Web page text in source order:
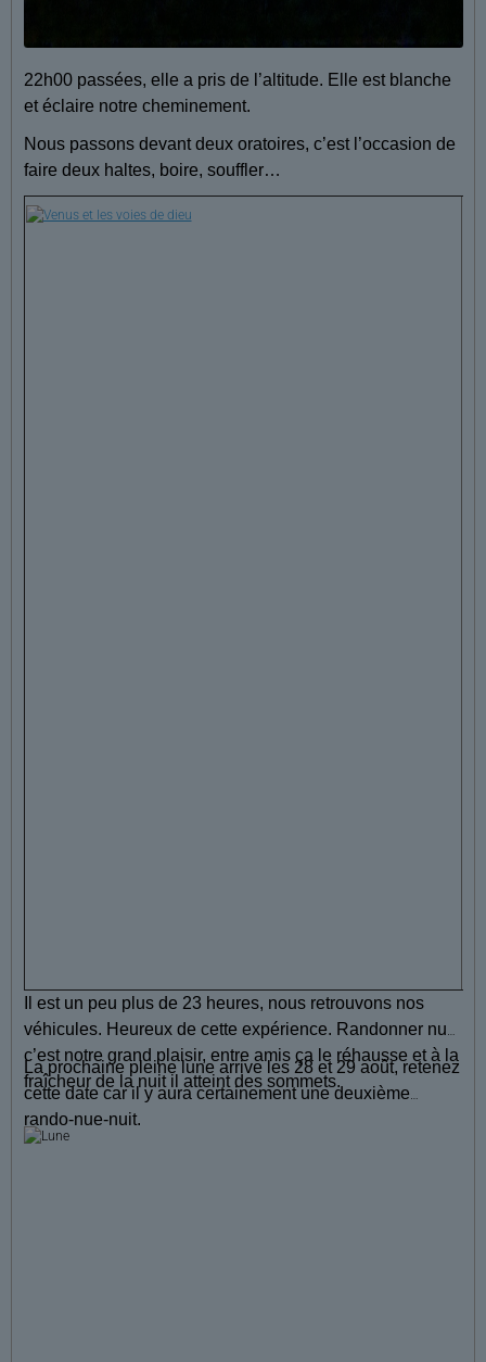
22h00 passées, elle a pris de l’altitude. Elle est blanche
et éclaire notre cheminement.
Nous passons devant deux oratoires, c’est l’occasion de
faire deux haltes, boire, souffler…
Il est un peu plus de 23 heures, nous retrouvons nos
véhicules. Heureux de cette expérience. Randonner nus
c’est notre grand plaisir, entre amis ça le réhausse et à la
fraîcheur de la nuit il atteint des sommets.
La prochaine pleine lune arrive les 28 et 29 août, retenez
cette date car il y aura certainement une deuxième
rando-nue-nuit.